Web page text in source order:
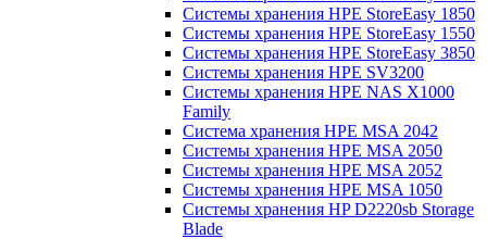
Системы хранения HPE StoreEasy 1850
Системы хранения HPE StoreEasy 1550
Системы хранения HPE StoreEasy 3850
Системы хранения HPE SV3200
Системы хранения HPE NAS X1000
Family
Система хранения HPE MSA 2042
Системы хранения HPE MSA 2050
Системы хранения HPE MSA 2052
Системы хранения HPE MSA 1050
Системы хранения HP D2220sb Storage
Blade